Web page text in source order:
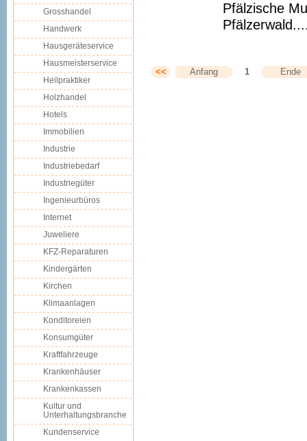
Pfälzische
<< Anfang 1 Ende
Grosshandel
Handwerk
Hausgeräteservice
Hausmeisterservice
Heilpraktiker
Holzhandel
Hotels
Immobilien
Industrie
Industriebedarf
Industriegüter
Ingenieurbüros
Internet
Juweliere
KFZ-Reparaturen
Kindergärten
Kirchen
Klimaanlagen
Konditoreien
Konsumgüter
Kraftfahrzeuge
Krankenhäuser
Krankenkassen
Kultur und
Unterhaltungsbranche
Kundenservice